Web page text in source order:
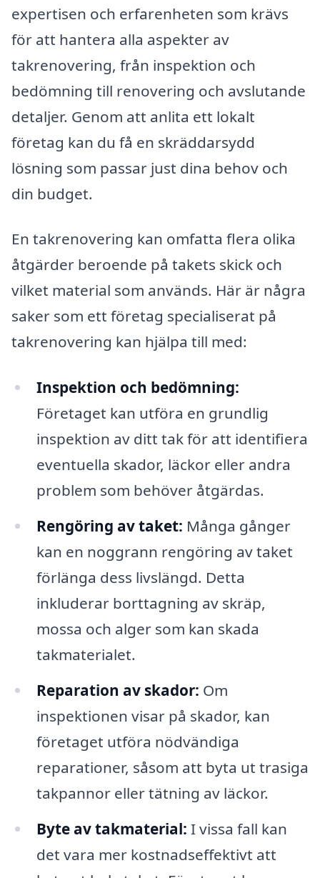
expertisen och erfarenheten som krävs
för att hantera alla aspekter av
takrenovering, från inspektion och
bedömning till renovering och avslutande
detaljer. Genom att anlita ett lokalt
företag kan du få en skräddarsydd
lösning som passar just dina behov och
din budget.
En takrenovering kan omfatta flera olika
åtgärder beroende på takets skick och
vilket material som används. Här är några
saker som ett företag specialiserat på
takrenovering kan hjälpa till med:
Inspektion och bedömning:
Företaget kan utföra en grundlig
inspektion av ditt tak för att identifiera
eventuella skador, läckor eller andra
problem som behöver åtgärdas.
Rengöring av taket: Många gånger
kan en noggrann rengöring av taket
förlänga dess livslängd. Detta
inkluderar borttagning av skräp,
mossa och alger som kan skada
takmaterialet.
Reparation av skador: Om
inspektionen visar på skador, kan
företaget utföra nödvändiga
reparationer, såsom att byta ut trasiga
takpannor eller tätning av läckor.
Byte av takmaterial: I vissa fall kan
det vara mer kostnadseffektivt att